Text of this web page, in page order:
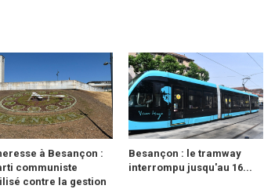
à Besançon :
communiste
contre la gestion
Besançon : le tramway
interrompu jusqu'au 16...